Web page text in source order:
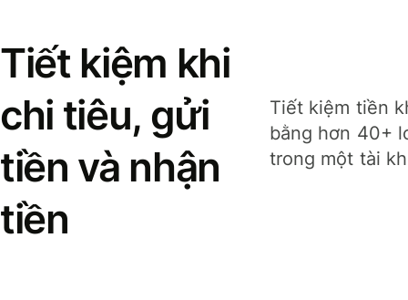
Tiết kiệm khi
chi tiêu, gửi
tiền và nhận
tiền
Tiết kiệm tiền
bằng hơn 40+
trong một tài